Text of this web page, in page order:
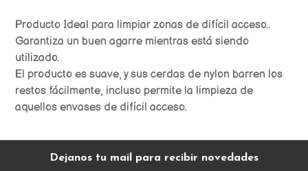
Producto Ideal para limpiar zonas de difícil acceso..
Garantiza un buen agarre mientras está siendo
utilizado.
El producto es suave, y sus cerdas de nylon barren los
restos fácilmente, incluso permite la limpieza de
aquellos envases de difícil acceso.
Dejanos tu mail para recibir novedades